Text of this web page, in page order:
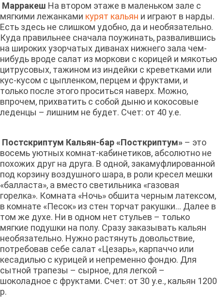
Марракеш На втором этаже в маленьком зале с
мягкими лежанками курят кальян и играют в нарды.
Есть здесь не слишком удобно, да и необязательно.
Куда правильнее сначала поужинать, развалившись
на широких узорчатых диванах нижнего зала чем-
нибудь вроде салат из моркови с корицей и мякотью
цитрусовых, тажином из индейки с креветками или
кус-кусом с цыпленком, перцем и фруктами, и
только после этого проситься наверх. Можно,
впрочем, прихватить с собой дыню и кокосовые
леденцы – лишним не будет. Счет: от 40 у.е.
Постскриптум Кальян-бар «Посткриптум» – это
восемь уютных комнат-кабинетиков, абсолютно не
похожих друг на друга. В одной, закамуфлированной
под корзину воздушного шара, в роли кресел мешки
«балласта», а вместо светильника «газовая
горелка». Комната «Ночь» обшита черным латексом,
в комнате «Песок» из стен торчат ракушки... Далее в
том же духе. Ни в одном нет стульев – только
мягкие подушки на полу. Сразу заказывать кальян
необязательно. Нужно растянуть довольствие,
потребовав себе салат «Цезарь», карпаччо или
кесадилью с курицей и непременно фондю. Для
сытной трапезы – сырное, для легкой –
шоколадное с фруктами. Счет: от 30 у.е., кальян 1200
р.